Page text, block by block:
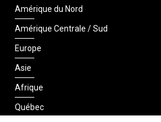
Amérique du Nord
Amérique Centrale / Sud
Europe
Asie
Afrique
Québec